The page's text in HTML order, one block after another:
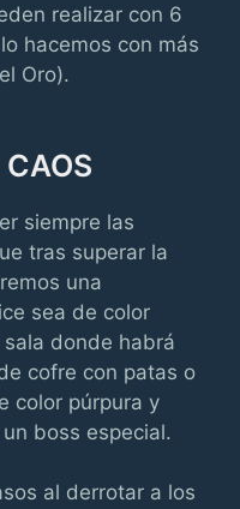
realizar con 6
hacemos con más
Oro).
siempre las
tras superar la
una
sea de color
donde habrá
cofre con patas o
color púrpura y
boss especial.
al derrotar a los